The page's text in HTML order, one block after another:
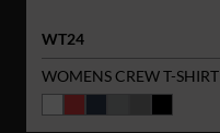
WT24
WOMENS CREW T-SHIRT